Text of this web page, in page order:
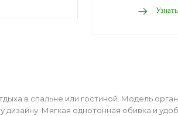
в спальне или гостиной. Модель
Мягкая однотонная обивка и